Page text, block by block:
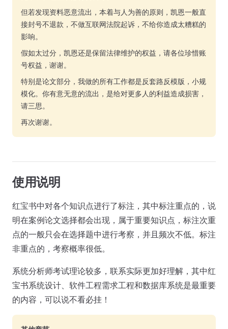
但若发现资料恶意流出，本着与人为善的原则，凯恩一般直
接封号不退款，不做互联网法院起诉，不给你造成太糟糕的
影响。
假如太过分，凯恩还是保留法律维护的权益，请各位珍惜账
号权益，谢谢。
特别是论文部分，我做的所有工作都是反套路反模版，小规
模化。你有意无意的流出，是给对更多人的利益造成损害，
请三思。
再次谢谢。
使用说明
红宝书中对各个知识点进行了标注，其中标注重点的，说
明在案例论文选择都会出现，属于重要知识点，标注次重
点的一般只会在选择题中进行考察，并且频次不低。标注
非重点的，考察概率很低。
系统分析师考试理论较多，联系实际更加好理解，其中红
宝书系统设计、软件工程需求工程和数据库系统是最重要
的内容，可以说不看必挂！